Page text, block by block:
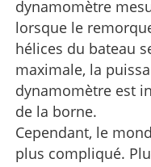
dynamomètre
lorsque le
hélices du bateau
maximale, la
dynamomètre est
de la borne.
Cependant, le
plus compliqué.